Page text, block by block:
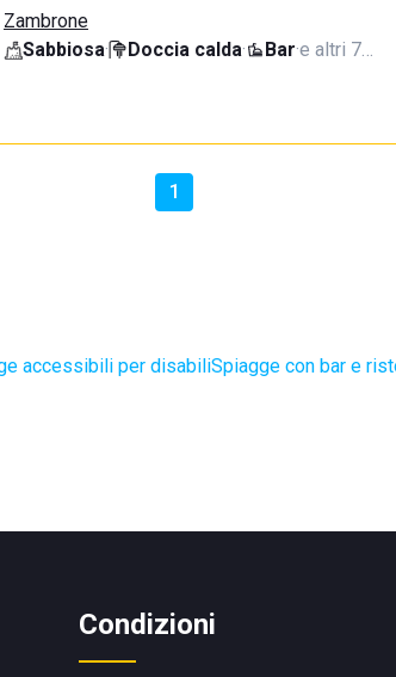
Zambrone
Sabbiosa· Doccia calda· Bar·e altri 7…
1
accessibili per disabiliSpiagge con bar e
Condizioni